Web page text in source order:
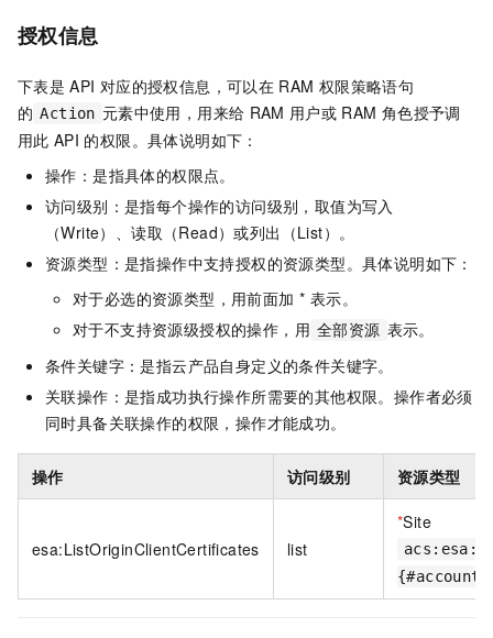
授权信息
下表是 API 对应的授权信息，可以在 RAM 权限策略语句
的 Action 元素中使用，用来给 RAM 用户或 RAM 角色授予调
用此 API 的权限。具体说明如下：
操作：是指具体的权限点。
访问级别：是指每个操作的访问级别，取值为写入
（Write）、读取（Read）或列出（List）。
资源类型：是指操作中支持授权的资源类型。具体说明如下：
对于必选的资源类型，用前面加 * 表示。
对于不支持资源级授权的操作，用 全部资源 表示。
条件关键字：是指云产品自身定义的条件关键字。
关联操作：是指成功执行操作所需要的其他权限。操作者必须
同时具备关联操作的权限，操作才能成功。
操作 访问级别 资源类型
esa:ListOriginClientCertificates list
*Site